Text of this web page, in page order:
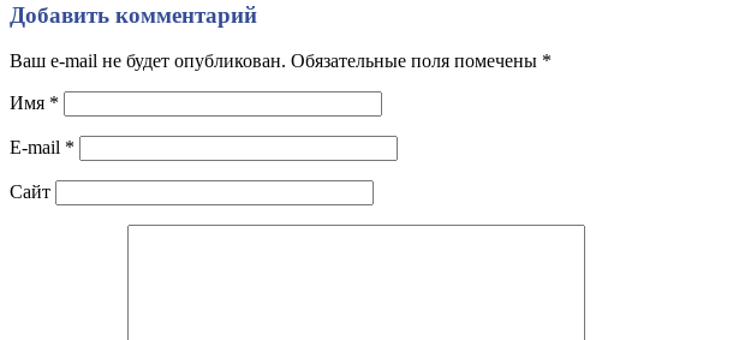
Добавить комментарий
Ваш e-mail не будет опубликован. Обязательные поля помечены *
Имя *
E-mail *
Сайт